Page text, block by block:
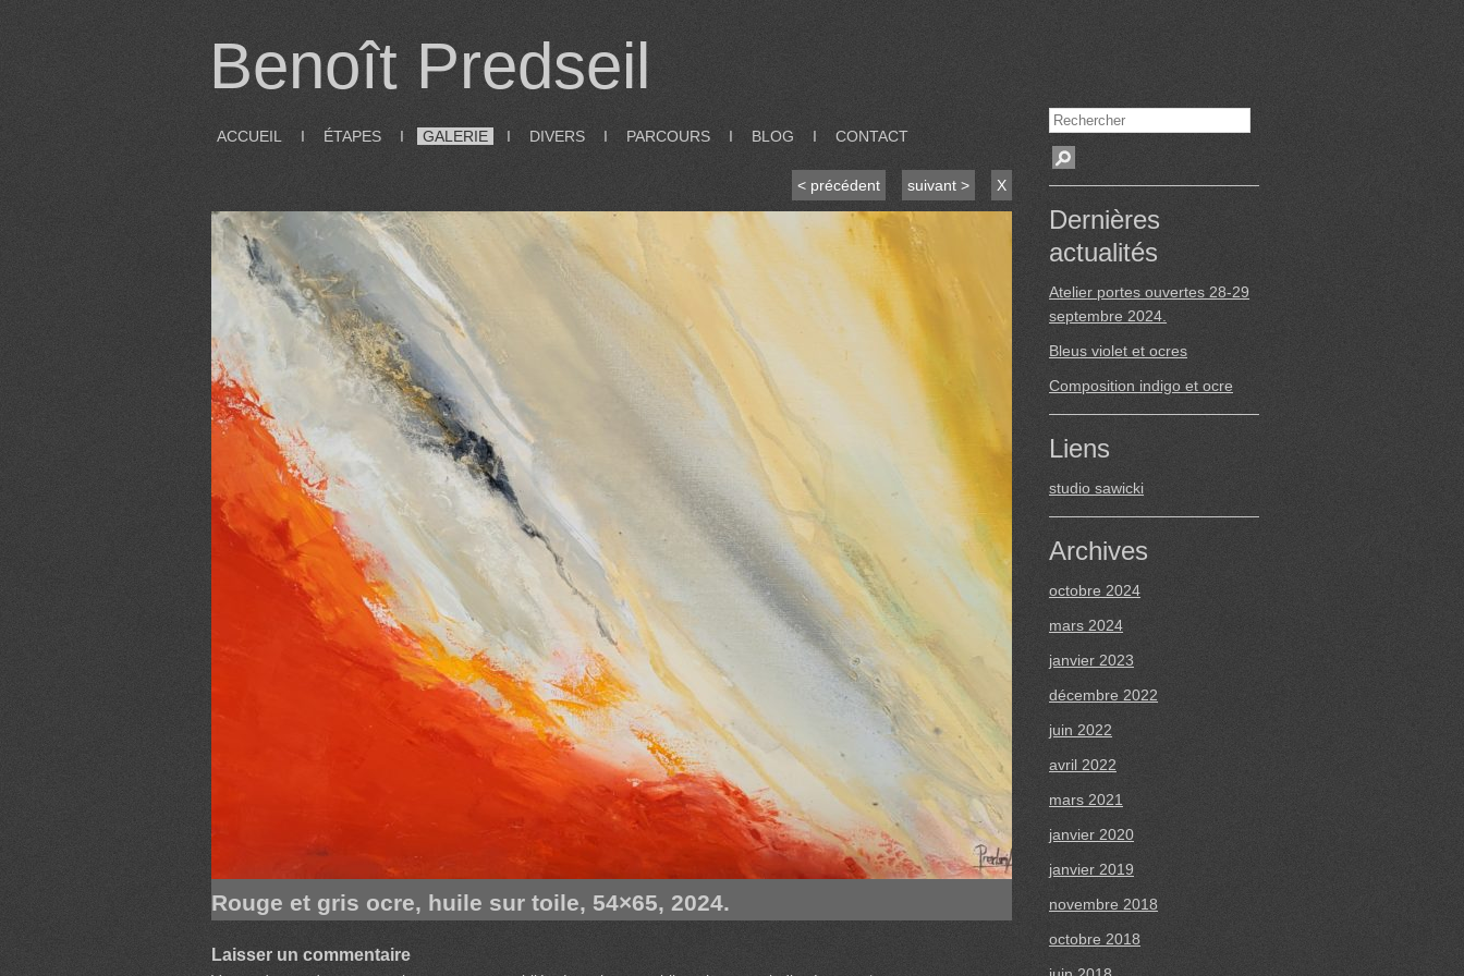
Benoît Predseil
ACCUEIL I ÉTAPES I GALERIE I DIVERS I PARCOURS I BLOG I CONTACT
X
suivant >
< précédent
Rouge et gris ocre, huile sur toile, 54×65, 2024.
Laisser un commentaire
Dernières
actualités
Atelier portes ouvertes 28-29
septembre 2024.
Bleus violet et ocres
Composition indigo et ocre
Liens
studio sawicki
Archives
octobre 2024
mars 2024
janvier 2023
décembre 2022
juin 2022
avril 2022
mars 2021
janvier 2020
janvier 2019
novembre 2018
octobre 2018